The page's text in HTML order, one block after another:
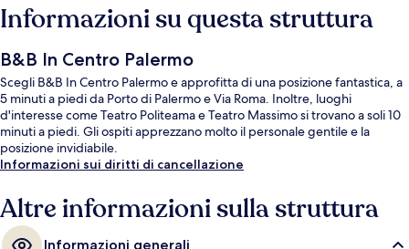
Informazioni su questa struttura
B&B In Centro Palermo
Scegli B&B In Centro Palermo e approfitta di una posizione fantastica, a
5 minuti a piedi da Porto di Palermo e Via Roma. Inoltre, luoghi
d'interesse come Teatro Politeama e Teatro Massimo si trovano a soli 10
minuti a piedi. Gli ospiti apprezzano molto il personale gentile e la
posizione invidiabile.
Informazioni sui diritti di cancellazione
Altre informazioni sulla struttura
Informazioni generali